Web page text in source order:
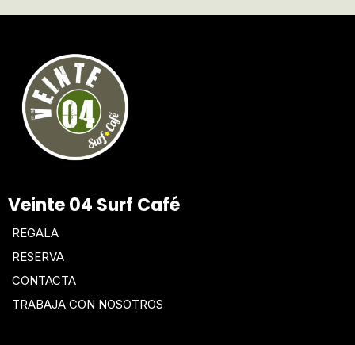
Veinte 04 Surf Café
REGALA
RESERVA
CONTACTA
TRABAJA CON NOSOTROS